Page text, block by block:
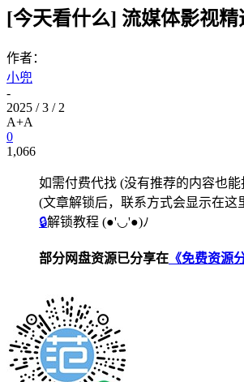
[今天看什么] 流媒体影视
作者：
小兜
-
2025 / 3 / 2
A+A
0
1,066
如需付费代找 (没有推荐的内容也
(文章解锁后，联系方式会显示在这
🔒解锁教程 (●'◡'●)ﾉ
部分网盘资源已分享在 《免费资源